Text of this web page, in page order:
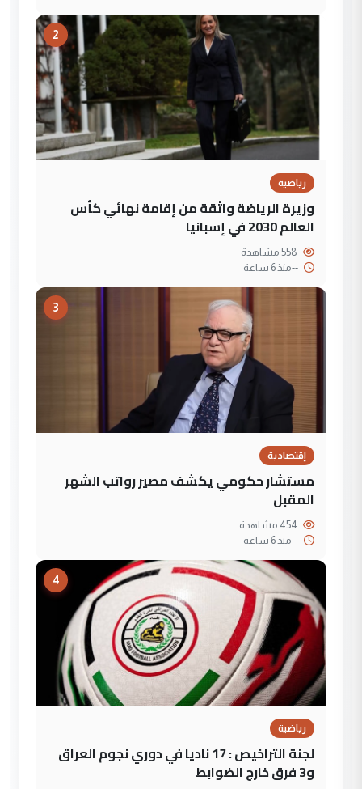
2
رياضية
وزيرة الرياضة واثقة من إقامة نهائي كأس
العالم 2030 في إسبانيا
--منذ 6 ساعة
3
إقتصادية
مستشار حكومي يكشف مصير رواتب الشهر
المقبل
--منذ 6 ساعة
4
رياضية
لجنة التراخيص : 17 ناديا في دوري نجوم العراق
و3 فرق خارج الضوابط